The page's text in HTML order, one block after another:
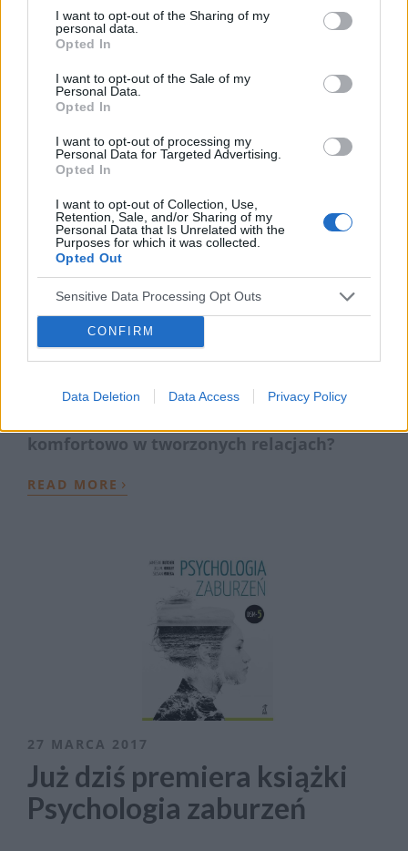
I want to opt-out of the Sharing of my
personal data.
Opted In
I want to opt-out of the Sale of my
Personal Data.
Opted In
I want to opt-out of processing my
Personal Data for Targeted Advertising.
Opted In
I want to opt-out of Collection, Use,
Retention, Sale, and/or Sharing of my
Personal Data that Is Unrelated with the
Purposes for which it was collected.
Opted Out
Sensitive Data Processing Opt Outs
CONFIRM
Data Deletion Data Access Privacy Policy
23 SIERPNIA 2023
Relacje w świecie wysoko
wrażliwych. Jak dbać o
związek, pielęgnować
przyjaźń i osiągnąć
zawodowe spełnienie
Wszystko, co w życiu najlepsze i najgorsze,
spotyka nas – wysoko wrażliwych – od
innych ludzi. Bez interakcji
międzyludzkich nie sposób bowiem
funkcjonować. Czy wiesz jednak, jak
odnaleźć się w kontaktach z drugim
człowiekiem, kiedy jesteś osobą wysoko
komfortowo w tworzonych relacjach?
READ MORE ›
27 MARCA 2017
Już dziś premiera książki
Psychologia zaburzeń